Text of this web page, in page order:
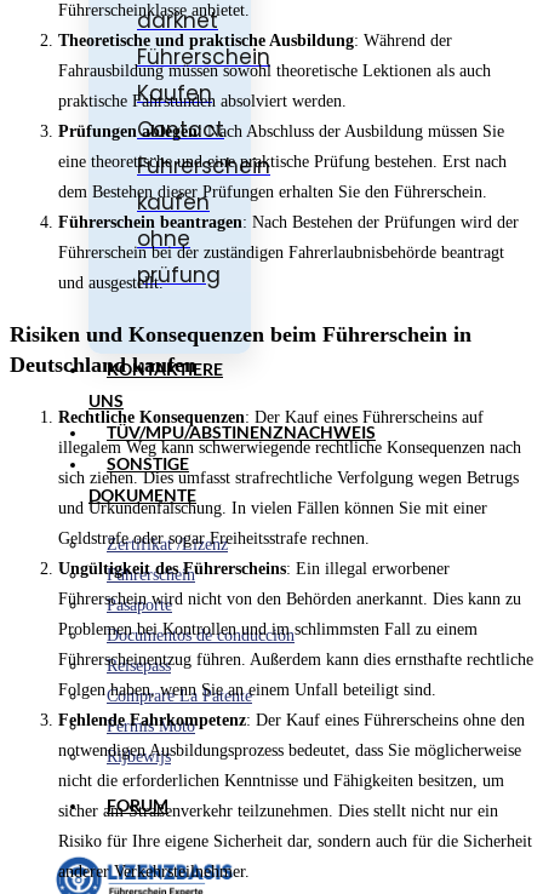
darknet
Führerschein
Kaufen
Contact
Führerschein
kaufen
ohne
prüfung
KONTAKTIERE
UNS
TÜV/MPU/ABSTINENZNACHWEIS
SONSTIGE
DOKUMENTE
Zertifikat /Lizenz
Führerschein
Pasaporte
Documentos de conducción
Reisepass
Comprare La Patente
Permis Moto
Rijbewijs
FORUM
Führerscheinklasse anbietet.
Theoretische und praktische Ausbildung: Während der
Fahrausbildung müssen sowohl theoretische Lektionen als auch
praktische Fahrstunden absolviert werden.
Prüfungen ablegen: Nach Abschluss der Ausbildung müssen Sie
eine theoretische und eine praktische Prüfung bestehen. Erst nach
dem Bestehen dieser Prüfungen erhalten Sie den Führerschein.
Führerschein beantragen: Nach Bestehen der Prüfungen wird der
Führerschein bei der zuständigen Fahrerlaubnisbehörde beantragt
und ausgestellt.
Risiken und Konsequenzen beim Führerschein in
Deutschland kaufen
Rechtliche Konsequenzen: Der Kauf eines Führerscheins auf
illegalem Weg kann schwerwiegende rechtliche Konsequenzen nach
sich ziehen. Dies umfasst strafrechtliche Verfolgung wegen Betrugs
und Urkundenfälschung. In vielen Fällen können Sie mit einer
Geldstrafe oder sogar Freiheitsstrafe rechnen.
Ungültigkeit des Führerscheins: Ein illegal erworbener
Führerschein wird nicht von den Behörden anerkannt. Dies kann zu
Problemen bei Kontrollen und im schlimmsten Fall zu einem
Führerscheinentzug führen. Außerdem kann dies ernsthafte rechtliche
Folgen haben, wenn Sie an einem Unfall beteiligt sind.
Fehlende Fahrkompetenz: Der Kauf eines Führerscheins ohne den
notwendigen Ausbildungsprozess bedeutet, dass Sie möglicherweise
nicht die erforderlichen Kenntnisse und Fähigkeiten besitzen, um
sicher am Straßenverkehr teilzunehmen. Dies stellt nicht nur ein
Risiko für Ihre eigene Sicherheit dar, sondern auch für die Sicherheit
anderer Verkehrsteilnehmer.